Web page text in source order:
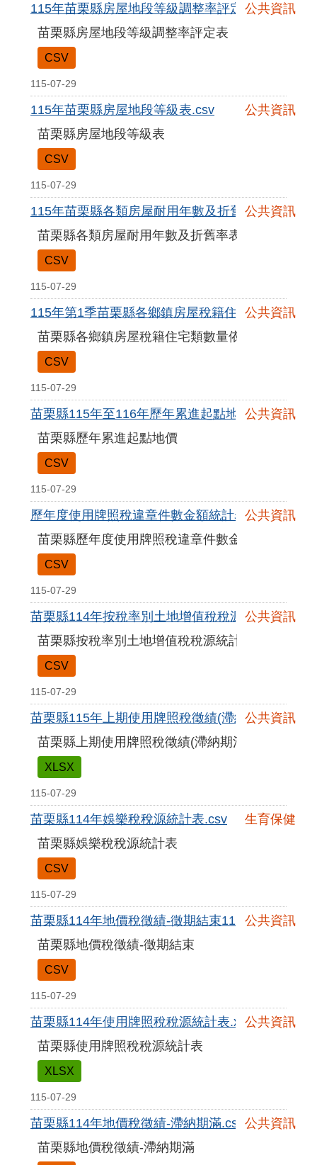
115年苗栗縣房屋地段等級調整率評定表.csv
公共資訊
苗栗縣房屋地段等級調整率評定表
CSV
115-07-29
115年苗栗縣房屋地段等級表.csv
公共資訊
苗栗縣房屋地段等級表
CSV
115-07-29
115年苗栗縣各類房屋耐用年數及折舊率表.csv
公共資訊
苗栗縣各類房屋耐用年數及折舊率表
CSV
115-07-29
115年第1季苗栗縣各鄉鎮房屋稅籍住宅類數量依
公共資訊
苗栗縣各鄉鎮房屋稅籍住宅類數量依屋齡區分
CSV
115-07-29
苗栗縣115年至116年歷年累進起點地價.csv
公共資訊
苗栗縣歷年累進起點地價
CSV
115-07-29
歷年度使用牌照稅違章件數金額統計表.csv公共資訊
苗栗縣歷年度使用牌照稅違章件數金額統計表
CSV
115-07-29
苗栗縣114年按稅率別土地增值稅稅源統計表-修
公共資訊
苗栗縣按稅率別土地增值稅稅源統計表
CSV
115-07-29
苗栗縣115年上期使用牌照稅徵績(滯納期滿).xlsx
公共資訊
苗栗縣上期使用牌照稅徵績(滯納期滿)
XLSX
115-07-29
苗栗縣114年娛樂稅稅源統計表.csv
生育保健
苗栗縣娛樂稅稅源統計表
CSV
115-07-29
苗栗縣114年地價稅徵績-徵期結束1141218.csv
公共資訊
苗栗縣地價稅徵績-徵期結束
CSV
115-07-29
苗栗縣114年使用牌照稅稅源統計表.xlsx公共資訊
苗栗縣使用牌照稅稅源統計表
XLSX
115-07-29
苗栗縣114年地價稅徵績-滯納期滿.csv 公共資訊
苗栗縣地價稅徵績-滯納期滿